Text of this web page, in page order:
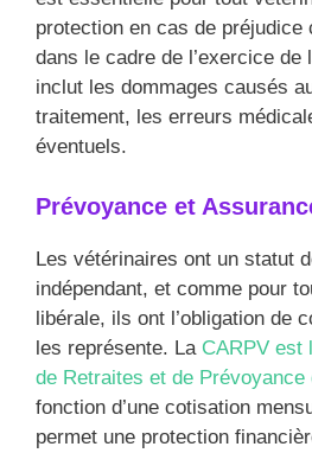
protection en cas de préjudice
dans le cadre de l’exercice de
inclut les dommages causés
traitement, les erreurs
éventuels.
Prévoyance et
Les vétérinaires ont un statut
indépendant, et comme pour
libérale, ils ont l’obligation de
les représente. La CARPV est
de Retraites et de Prévoyance
fonction d’une cotisation
permet une protection